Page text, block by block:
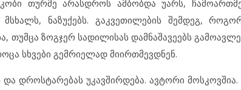
თურმე არასდროს ამბობდა უარს,
ნაზუქებს. გაკვეთილების შემდეგ,
თუმცა ზოგჯერ სადილისას დამნაშავეებს
სხვები გემრიელად მიირთმევდნენ.
დროსტარებას უკავშირდება. ავტორი მოსკოვშია.